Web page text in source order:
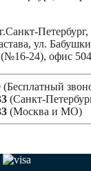
ул.
24), офис
(Бесплатный
(Санкт-
(Москва и МО)